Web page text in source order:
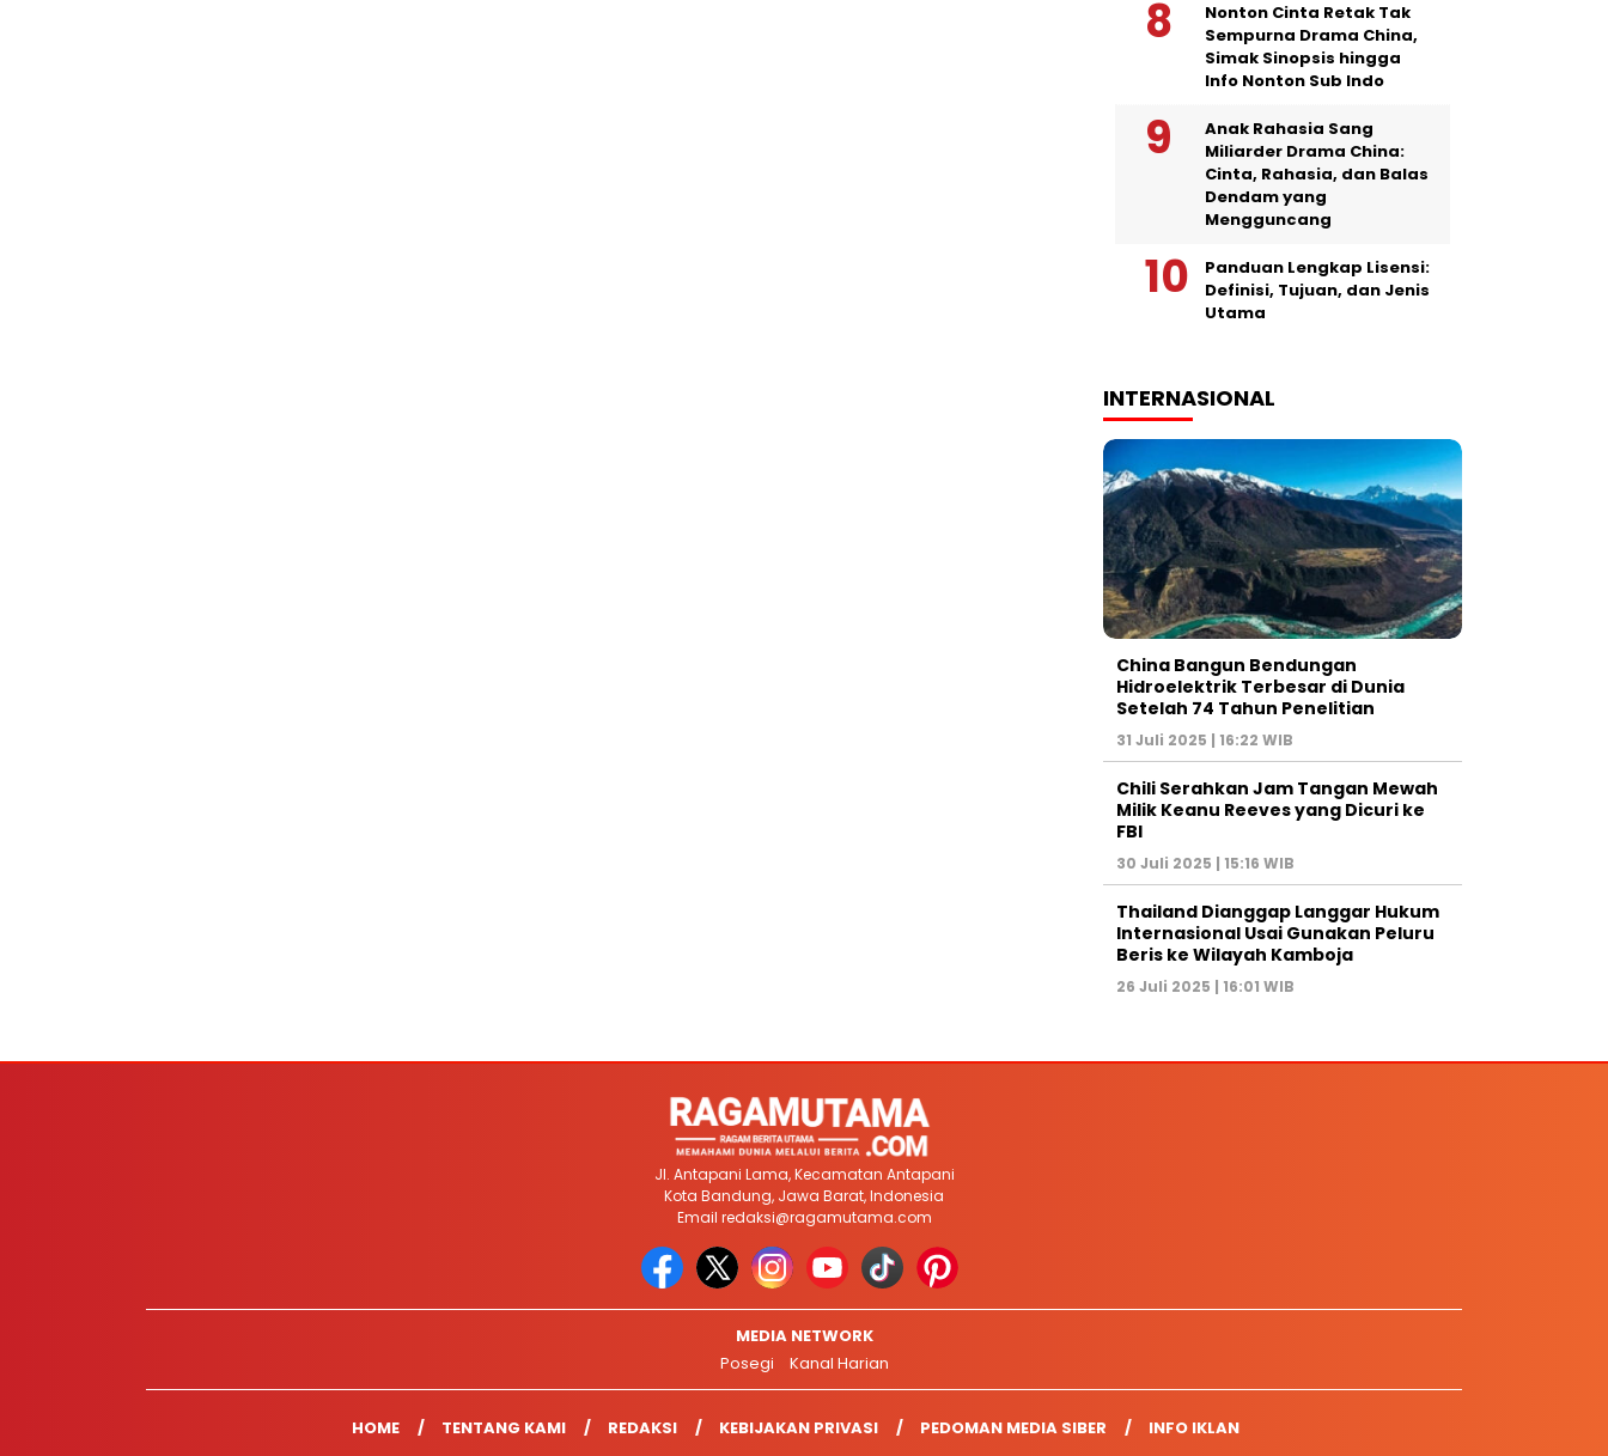
Nonton Cinta Retak Tak
Sempurna Drama China,
Simak Sinopsis hingga
Info Nonton Sub Indo
Anak Rahasia Sang
Miliarder Drama China:
Cinta, Rahasia, dan Balas
Dendam yang
Mengguncang
Panduan Lengkap Lisensi:
Definisi, Tujuan, dan Jenis
Utama
INTERNASIONAL
China Bangun Bendungan
Hidroelektrik Terbesar di Dunia
Setelah 74 Tahun Penelitian
31 Juli 2025 | 16:22 WIB
Chili Serahkan Jam Tangan Mewah
Milik Keanu Reeves yang Dicuri ke
FBI
30 Juli 2025 | 15:16 WIB
Thailand Dianggap Langgar Hukum
Internasional Usai Gunakan Peluru
Beris ke Wilayah Kamboja
26 Juli 2025 | 16:01 WIB
Jl. Antapani Lama, Kecamatan Antapani
Kota Bandung, Jawa Barat, Indonesia
Email redaksi@ragamutama.com
MEDIA NETWORK
Posegi
Kanal Harian
HOME TENTANG KAMI REDAKSI KEBIJAKAN PRIVASI PEDOMAN MEDIA SIBER INFO IKLAN